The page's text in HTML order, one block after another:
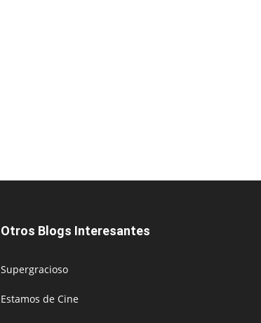
Otros Blogs Interesantes
Supergracioso
Estamos de Cine